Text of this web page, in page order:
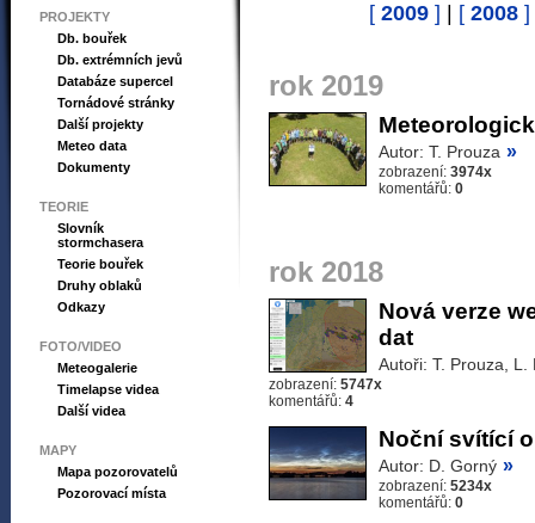
PROJEKTY
Db. bouřek
Db. extrémních jevů
Databáze supercel
Tornádové stránky
Další projekty
Meteo data
Dokumenty
TEORIE
Slovník
stormchasera
Teorie bouřek
Druhy oblaků
Odkazy
FOTO/VIDEO
Meteogalerie
Timelapse videa
Další videa
MAPY
Mapa pozorovatelů
Pozorovací místa
[ 2009 ] [ 2008 ]
rok 2019
Autor: T. Prouza »
zobrazení: 3974x
komentářů: 0
rok 2018
Nová verze
dat
Autoři: T. Prouza, L.
zobrazení: 5747x
komentářů: 4
Noční svítící
Autor: D. Gorný »
zobrazení: 5234x
komentářů: 0